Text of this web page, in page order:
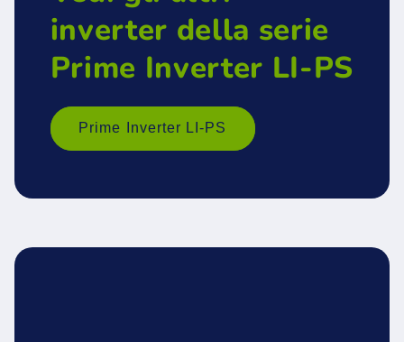
inverter della serie
Prime Inverter LI-PS
Prime Inverter LI-PS